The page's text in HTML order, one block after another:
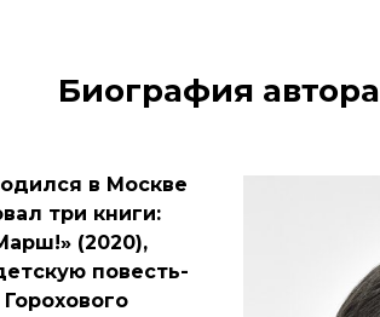
Биография автора
в Москве
три книги:
(2020),
повесть-